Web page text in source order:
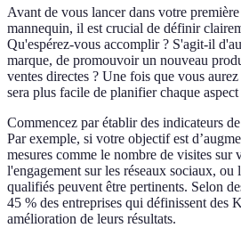
Avant de vous lancer dans votre
mannequin, il est crucial de définir
Qu'espérez-vous accomplir ? S'agit-il
marque, de promouvoir un nouveau
ventes directes ? Une fois que vous
sera plus facile de planifier chaque
Commencez par établir des indicateurs
Par exemple, si votre objectif est
mesures comme le nombre de visites sur
l'engagement sur les réseaux sociaux, ou
qualifiés peuvent être pertinents. Selon
45 % des entreprises qui définissent des
amélioration de leurs résultats.